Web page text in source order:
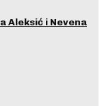
Aleksić i Nevena